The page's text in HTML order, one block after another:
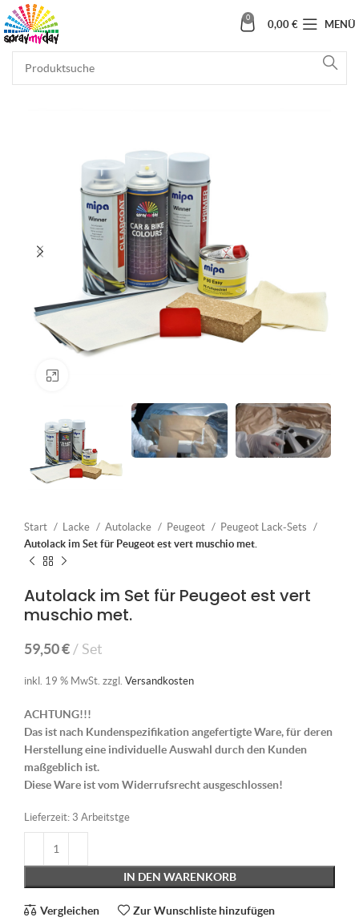
0
0,00 € MENÜ
Start Lacke Autolacke Peugeot
Peugeot Lack-Sets
Autolack im Set für Peugeot est vert muschio met.
Autolack im Set für Peugeot est vert
muschio met.
59,50€ Set
inkl. 19 % MwSt. zzgl. Versandkosten
ACHTUNG!!!
Das ist nach Kundenspezifikation angefertigte Ware, für deren
Herstellung eine individuelle Auswahl durch den Kunden
maßgeblich ist.
Diese Ware ist vom Widerrufsrecht ausgeschlossen!
Lieferzeit: 3 Arbeitstge
IN DEN WARENKORB
Vergleichen Zur Wunschliste hinzufügen